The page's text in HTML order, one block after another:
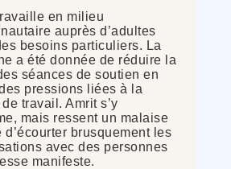
en milieu
auprès d’adultes
besoins particuliers. La
a été donnée de réduire la
séances de soutien en
pressions liées à la
travail. Amrit s’y
mais ressent un malaise
d’écourter brusquement les
avec des personnes
manifeste.